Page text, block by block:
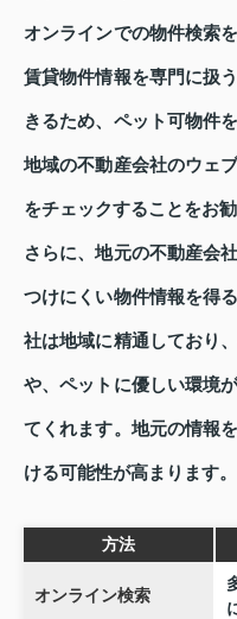
オンラインでの物件検索
賃貸物件情報を専門に扱
きるため、ペット可物件
地域の不動産会社のウェ
をチェックすることをお勧
さらに、地元の不動産会
つけにくい物件情報を得
社は地域に精通しており
や、ペットに優しい環境
てくれます。地元の情報
ける可能性が高まります。
方法
オンライン検索